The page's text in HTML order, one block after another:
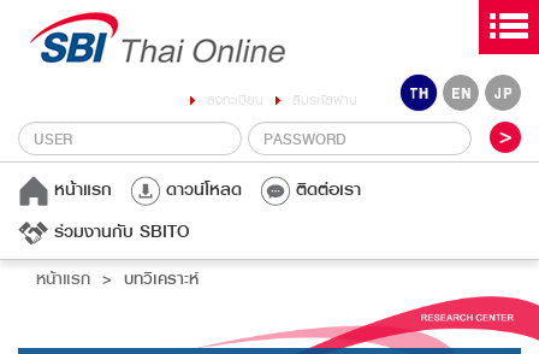
ลงทะเบียน ลืมรหัสผ่าน
หน้าแรก ดาวน์โหลด
ติดต่อเรา
ร่วมงานกับ SBITO
หน้าแรก บทวิเคราะห์